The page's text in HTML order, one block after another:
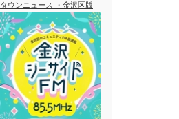
タウンニュース ・金沢区版